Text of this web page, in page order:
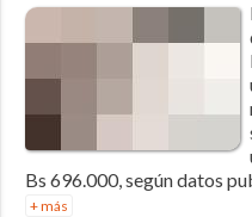
Bs 696.000, según datos
+ más